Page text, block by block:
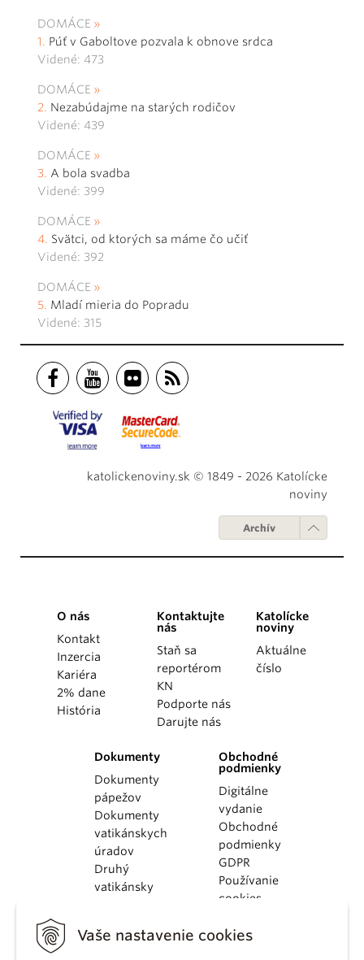
Vaše nastavenie cookies
DOMÁCE
Púť v Gaboltove pozvala k obnove srdca
Videné: 473
DOMÁCE
Nezabúdajme na starých rodičov
Videné: 439
DOMÁCE
A bola svadba
Videné: 399
DOMÁCE
Svätci, od ktorých sa máme čo učiť
Videné: 392
DOMÁCE
Mladí mieria do Popradu
Videné: 315
katolickenoviny.sk © 1849 - 2026 Katolícke
noviny
Archív
O nás
Kontakt
Inzercia
Kariéra
2% dane
História
Kontaktujte
nás
Staň sa
reportérom
KN
Podporte nás
Darujte nás
Katolícke
noviny
Aktuálne
číslo
Dokumenty
Dokumenty
pápežov
Dokumenty
vatikánskych
úradov
Druhý
vatikánsky
KBS
Obchodné
podmienky
Digitálne
vydanie
Obchodné
podmienky
GDPR
Používanie
cookies